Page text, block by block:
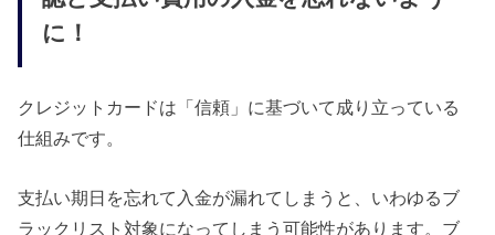
に！
クレジットカードは「信頼」に基づいて成り立っている
仕組みです。
支払い期日を忘れて入金が漏れてしまうと、いわゆるブ
ラックリスト対象になってしまう可能性があります。ブ